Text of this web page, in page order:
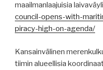
maailmanlaajuisia
council-opens-with-
piracy-high-on-agenda/
Kansainvälinen
tiimin alueellisia